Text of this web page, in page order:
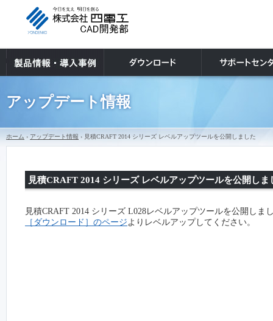
アップデート情報
ホーム › アップデート情報 › 見積CRAFT 2014 シリーズ レベルアップツールを公開しました
見積CRAFT 2014 シリーズ レベルアップツールを公開しま
見積CRAFT 2014 シリーズ L028レベルアップツールを公開しま
［ダウンロード］のページよりレベルアップしてください。